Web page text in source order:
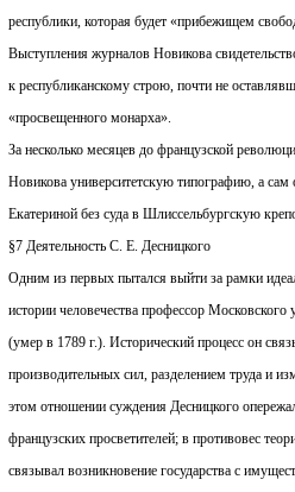
республики, которая будет «прибежищем
Выступления журналов Новикова
к республиканскому строю, почти не
«просвещенного монарха».
За несколько месяцев до французской
Новикова университетскую типографию, а сам
Екатериной без суда в Шлиссельбургскую
§7 Деятельность С. Е. Десницкого
Одним из первых пытался выйти за рамки
истории человечества профессор
(умер в 1789 г.). Исторический процесс он
производительных сил, разделением труда и
этом отношении суждения Десницкого
французских просветителей; в противовес
связывал возникновение государства с